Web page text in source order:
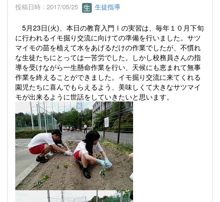
投稿日時 : 2017/05/25 生徒指導
5月23日(火)、本日の教育入門Ⅰの実習は、毎年１０ 月下旬
に行われるイモ掘り交流に向けての準備を行いました。サツ
マイモの苗を植えて水をあげるだけの作業でしたが、不慣れ
な生徒たちにとっては一苦労でした。しかし校務員さんの指
導を受けながら一生懸命作業を行い、天候にも恵まれて無事
作業を終えることができました。イモ掘り交流に来てくれる
園児たちに喜んでもらえるよう、美味しくて大きなサツマイ
モが出来るように世話をしていきたいと思います。